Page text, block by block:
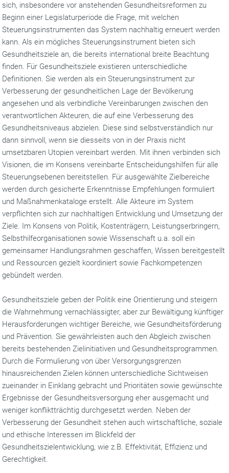
sich, insbesondere vor anstehenden Gesundheitsreformen zu
Beginn einer Legislaturperiode die Frage, mit welchen
Steuerungsinstrumenten das System nachhaltig erneuert werden
kann. Als ein mögliches Steuerungsinstrument bieten sich
Gesundheitsziele an, die bereits international breite Beachtung
finden. Für Gesundheitsziele existieren unterschiedliche
Definitionen. Sie werden als ein Steuerungsinstrument zur
Verbesserung der gesundheitlichen Lage der Bevölkerung
angesehen und als verbindliche Vereinbarungen zwischen den
verantwortlichen Akteuren, die auf eine Verbesserung des
Gesundheitsniveaus abzielen. Diese sind selbstverständlich nur
dann sinnvoll, wenn sie diesseits von in der Praxis nicht
umsetzbaren Utopien vereinbart werden. Mit ihnen verbinden sich
Visionen, die im Konsens vereinbarte Entscheidungshilfen für alle
Steuerungsebenen bereitstellen. Für ausgewählte Zielbereiche
werden durch gesicherte Erkenntnisse Empfehlungen formuliert
und Maßnahmenkataloge erstellt. Alle Akteure im System
verpflichten sich zur nachhaltigen Entwicklung und Umsetzung der
Ziele. Im Konsens von Politik, Kostenträgern, Leistungserbringern,
Selbsthilfeorganisationen sowie Wissenschaft u.a. soll ein
gemeinsamer Handlungsrahmen geschaffen, Wissen bereitgestellt
und Ressourcen gezielt koordiniert sowie Fachkompetenzen
gebündelt werden.
Gesundheitsziele geben der Politik eine Orientierung und steigern
die Wahrnehmung vernachlässigter, aber zur Bewältigung künftiger
Herausforderungen wichtiger Bereiche, wie Gesundheitsförderung
und Prävention. Sie gewährleisten auch den Abgleich zwischen
bereits bestehenden Zielinitiativen und Gesundheitsprogrammen.
Durch die Formulierung von über Versorgungsgrenzen
hinausreichenden Zielen können unterschiedliche Sichtweisen
zueinander in Einklang gebracht und Prioritäten sowie gewünschte
Ergebnisse der Gesundheitsversorgung eher ausgemacht und
weniger konfliktträchtig durchgesetzt werden. Neben der
Verbesserung der Gesundheit stehen auch wirtschaftliche, soziale
und ethische Interessen im Blickfeld der
Gesundheitszielentwicklung, wie z.B. Effektivität, Effizienz und
Gerechtigkeit.